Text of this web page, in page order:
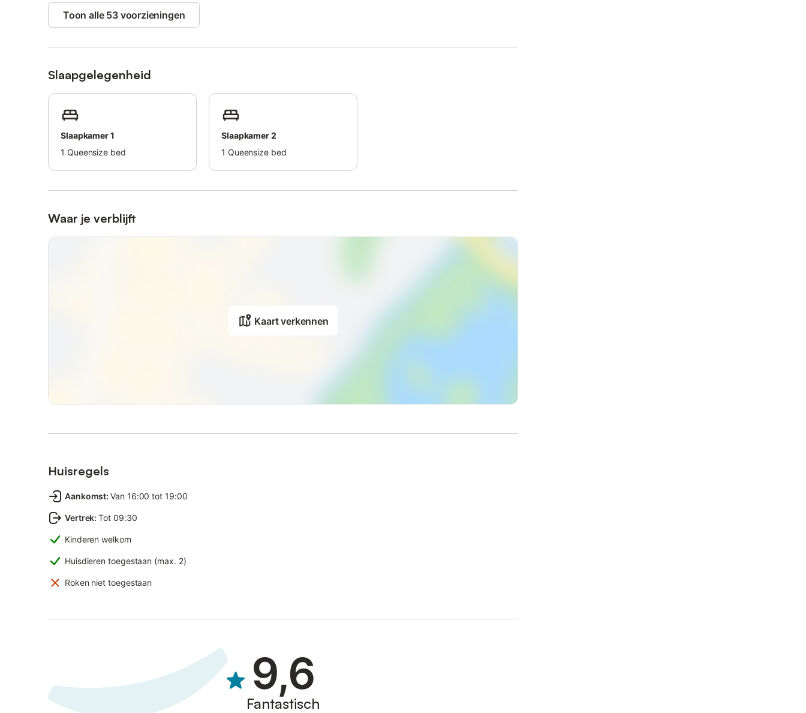
Toon alle 53 voorzieningen
Slaapgelegenheid
Slaapkamer 1
1 Queensize bed
Slaapkamer 2
1 Queensize bed
Waar je verblijft
Kaart verkennen
Huisregels
Aankomst: Van 16:00 tot 19:00
Vertrek: Tot 09:30
Kinderen welkom
Huisdieren toegestaan (max. 2)
Roken niet toegestaan
9,6
Fantastisch